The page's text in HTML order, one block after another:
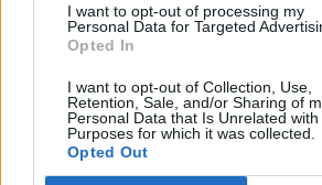
I want to opt-out of processing my
Personal Data for Targeted
Opted In
I want to opt-out of Collection, Use,
Retention, Sale, and/or Sharing of
Personal Data that Is Unrelated
Purposes for which it was collected.
Opted Out
Colheita de sangue
Hospital Sousa Martins
de agosto